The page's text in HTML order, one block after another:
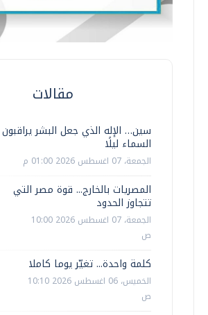
مقالات
سين… الإله الذي جعل البشر يراقبون
السماء ليلًا
الجمعة، 07 اغسطس 2026 01:00 م
المصريات بالخارج... قوة مصر التي
تتجاوز الحدود
الجمعة، 07 اغسطس 2026 10:00
ص
كلمة واحدة... تغيّر يوما كاملا
الخميس، 06 اغسطس 2026 10:10
ص